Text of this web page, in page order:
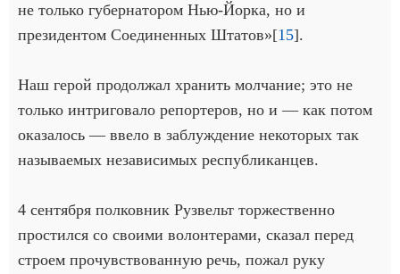
не только губернатором Нью-Йорка, но и
президентом Соединенных Штатов»[15].
Наш герой продолжал хранить молчание; это не
только интриговало репортеров, но и — как потом
оказалось — ввело в заблуждение некоторых так
называемых независимых республиканцев.
4 сентября полковник Рузвельт торжественно
простился со своими волонтерами, сказал перед
строем прочувствованную речь, пожал руку